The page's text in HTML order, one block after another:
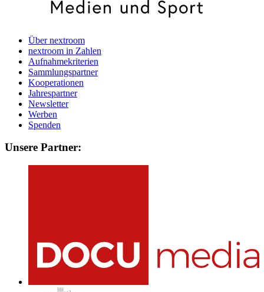
Über nextroom
nextroom in Zahlen
Aufnahmekriterien
Sammlungspartner
Kooperationen
Jahrespartner
Newsletter
Werben
Spenden
Unsere Partner: